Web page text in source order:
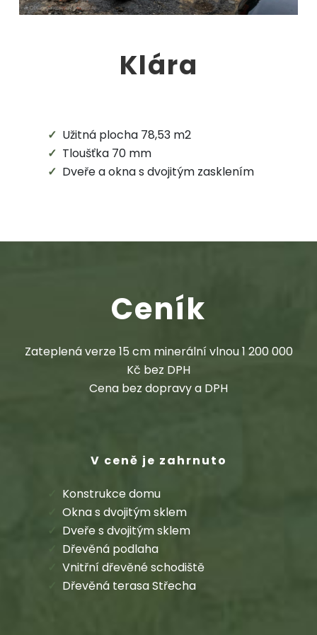
Klára
Užitná plocha 78,53 m2
Tloušťka 70 mm
Dveře a okna s dvojitým zasklením
Ceník
Zateplená verze 15 cm minerální vlnou 1 200 000
Kč bez DPH
Cena bez dopravy a DPH
V ceně je zahrnuto
Konstrukce domu
Okna s dvojitým sklem
Dveře s dvojitým sklem
Dřevěná podlaha
Vnitřní dřevěné schodiště
Dřevěná terasa Střecha